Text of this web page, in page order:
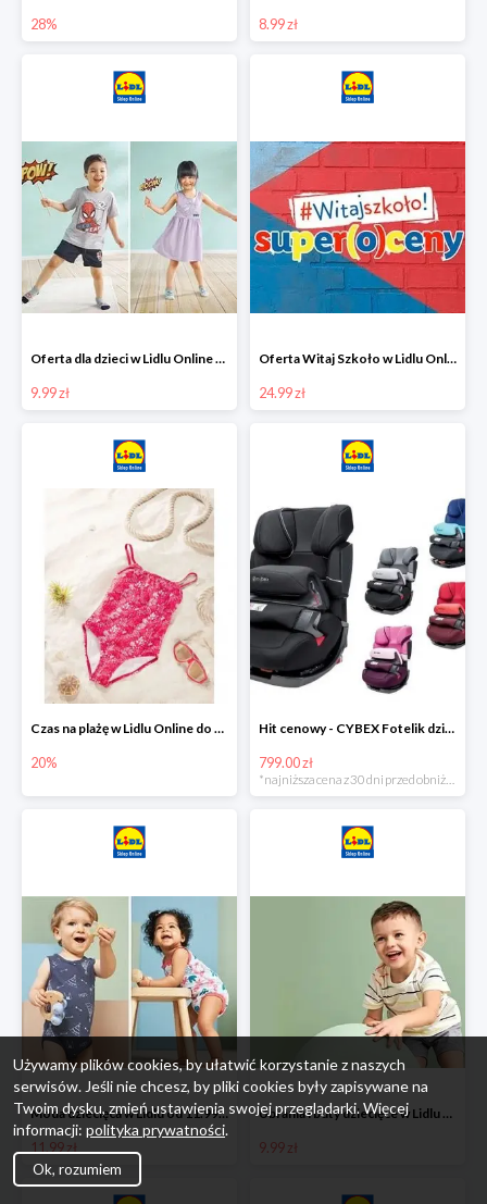
28% 8.99 zł
Oferta dla dzieci w Lidlu Online od 9,99 zł
9.99 zł
Oferta Witaj Szkoło w Lidlu Online od 24,99 zł
24.99 zł
Czas na plażę w Lidlu Online do -20%
20%
Hit cenowy - CYBEX Fotelik dziecięcy samochodowy Pallasfix grupa I-III, 9-36 kg
799.00 zł
Moda dziecięca w Lidlu od 11.99 zł
11.99 zł
Ubrania i buty dziecięce w Lidlu Online od 9,99 zł
9.99 zł
Używamy plików cookies, by ułatwić korzystanie z naszych
serwisów. Jeśli nie chcesz, by pliki cookies były zapisywane na
Twoim dysku, zmień ustawienia swojej przeglądarki. Więcej
informacji: polityka prywatności.
Ok, rozumiem